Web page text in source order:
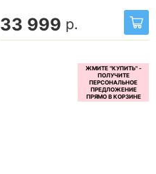
33 999 р.